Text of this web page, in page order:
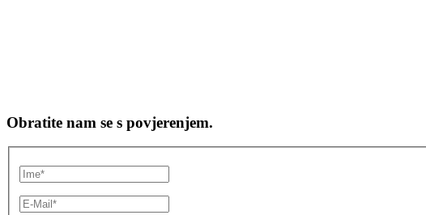
Obratite nam se s povjerenjem.